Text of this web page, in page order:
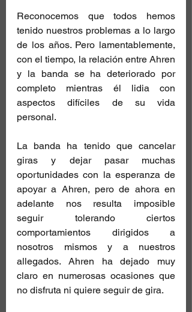
Reconocemos que todos hemos
tenido nuestros problemas a lo largo
de los años. Pero lamentablemente,
con el tiempo, la relación entre Ahren
y la banda se ha deteriorado por
completo mientras él lidia con
aspectos difíciles de su vida
personal.
La banda ha tenido que cancelar
giras y dejar pasar muchas
oportunidades con la esperanza de
apoyar a Ahren, pero de ahora en
adelante nos resulta imposible
seguir tolerando ciertos
comportamientos dirigidos a
nosotros mismos y a nuestros
allegados. Ahren ha dejado muy
claro en numerosas ocasiones que
no disfruta ni quiere seguir de gira.